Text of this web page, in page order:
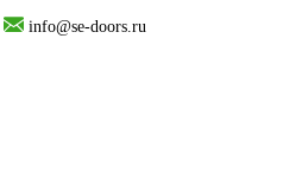
info@se-doors.ru